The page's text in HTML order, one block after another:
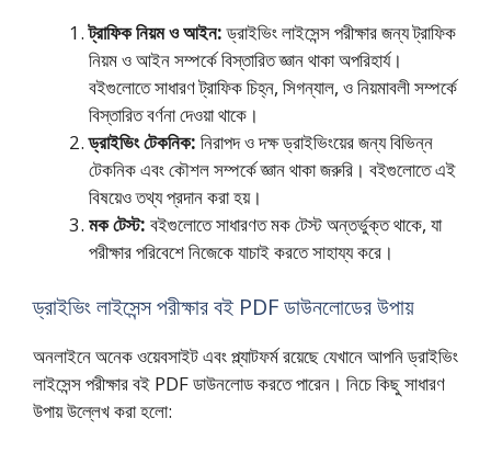
ট্রাফিক নিয়ম ও আইন:ড্রাইভিং লাইসেন্স পরীক্ষার জন্য ট্রাফিক
নিয়ম ও আইন সম্পর্কে বিস্তারিত জ্ঞান থাকা অপরিহার্য।
বইগুলোতে সাধারণ ট্রাফিক চিহ্ন, সিগন্যাল, ও নিয়মাবলী সম্পর্কে
বিস্তারিত বর্ণনা দেওয়া থাকে।
ড্রাইভিং টেকনিক: নিরাপদ ও দক্ষ ড্রাইভিংয়ের জন্য বিভিন্ন
টেকনিক এবং কৌশল সম্পর্কে জ্ঞান থাকা জরুরি। বইগুলোতে এই
বিষয়েও তথ্য প্রদান করা হয়।
মক টেস্ট: বইগুলোতে সাধারণত মক টেস্ট অন্তর্ভুক্ত থাকে, যা
পরীক্ষার পরিবেশে নিজেকে যাচাই করতে সাহায্য করে।
ড্রাইভিং লাইসেন্স পরীক্ষার বই PDF ডাউনলোডের উপায়
অনলাইনে অনেক ওয়েবসাইট এবং প্ল্যাটফর্ম রয়েছে যেখানে আপনি ড্রাইভিং
লাইসেন্স পরীক্ষার বই PDF ডাউনলোড করতে পারেন। নিচে কিছু সাধারণ
উপায় উল্লেখ করা হলো: